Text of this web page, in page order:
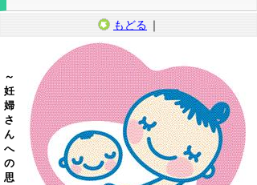
もどる ｜
～
妊
婦
さ
ん
へ
の
思